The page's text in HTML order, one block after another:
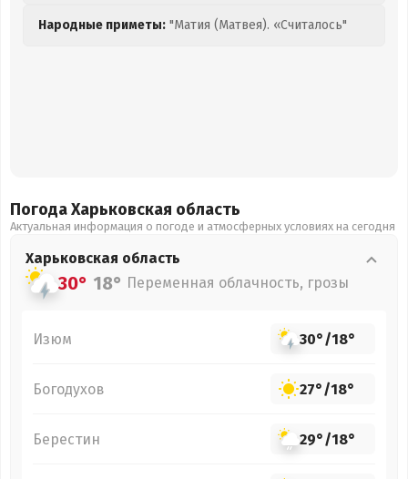
Народные приметы: "Матия (Матвея). «Считалось"
Погода Харьковская область
Актуальная информация о погоде и атмосферных условиях на сегодня
Харьковская область
30° 18° Переменная облачность, грозы
Изюм 30°/18°
Богодухов 27°/18°
Берестин 29°/18°